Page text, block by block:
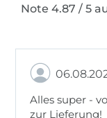
Note 4.87 / 5
Alles super -
zur Lieferung!